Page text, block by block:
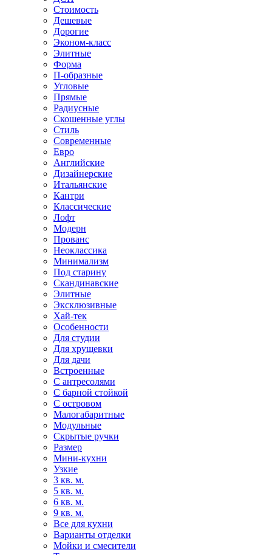
Стоимость
Дешевые
Дорогие
Эконом-класс
Элитные
Форма
П-образные
Угловые
Прямые
Радиусные
Скошенные углы
Стиль
Современные
Евро
Английские
Дизайнерские
Итальянские
Кантри
Классические
Лофт
Модерн
Прованс
Неоклассика
Минимализм
Под старину
Скандинавские
Элитные
Эксклюзивные
Хай-тек
Особенности
Для студии
Для хрущевки
Для дачи
Встроенные
С антресолями
С барной стойкой
С островом
Малогабаритные
Модульные
Скрытые ручки
Размер
Мини-кухни
Узкие
3 кв. м.
5 кв. м.
6 кв. м.
9 кв. м.
Все для кухни
Варианты отделки
Мойки и смесители